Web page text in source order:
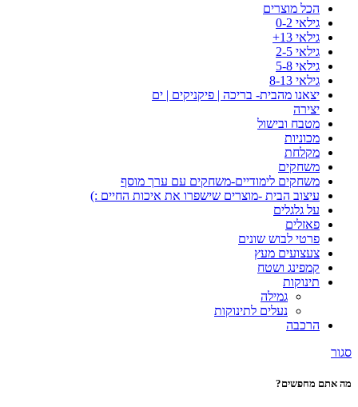
הכל מוצרים
גילאי 0-2
גילאי 13+
גילאי 2-5
גילאי 5-8
גילאי 8-13
יצאנו מהבית- בריכה | פיקניקים | ים
יצירה
מטבח ובישול
מכוניות
מקלחת
משחקים
משחקים לימודיים-משחקים עם ערך מוסף
עיצוב הבית -מוצרים שישפרו את איכות החיים :)
על גלגלים
פאזלים
פרטי לבוש שונים
צעצועים מעץ
קמפינג ושטח
תינוקות
גמילה
נעלים לתינוקות
הרכבה
סגור
מה אתם מחפשים?